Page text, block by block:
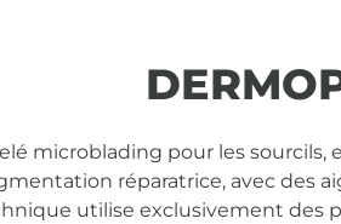
microblading pour les
réparatrice, avec des
utilise exclusivement des